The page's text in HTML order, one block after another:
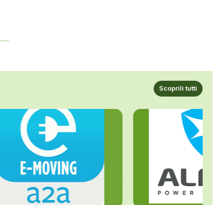
Scoprili tutti